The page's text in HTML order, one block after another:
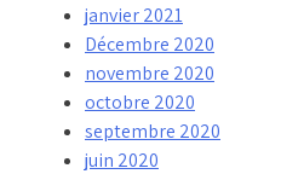
janvier 2021
Décembre 2020
novembre 2020
octobre 2020
septembre 2020
juin 2020